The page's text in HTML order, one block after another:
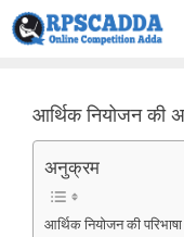
Skip
to
आर्थिक नियोजन की
अनुक्रम
आर्थिक नियोजन की परिभाषा